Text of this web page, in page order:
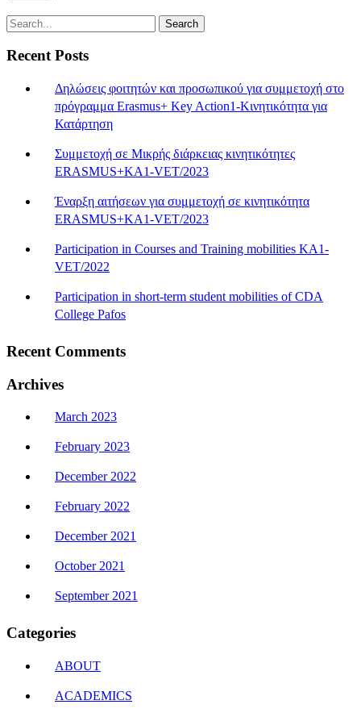
Recent Posts
Δηλώσεις φοιτητών και προσωπικού για συμμετοχή στο
πρόγραμμα Erasmus+ Key Action1-Κινητικότητα για
Κατάρτηση
Συμμετοχή σε Μικρής διάρκειας κινητικότητες
ERASMUS+KA1-VET/2023
Έναρξη αιτήσεων για συμμετοχή σε κινητικότητα
ERASMUS+KA1-VET/2023
Participation in Courses and Training mobilities KA1-
VET/2022
Participation in short-term student mobilities of CDA
College Pafos
Recent Comments
Archives
March 2023
February 2023
December 2022
February 2022
December 2021
October 2021
September 2021
Categories
ABOUT
ACADEMICS